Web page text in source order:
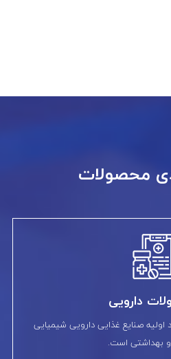
محصولات
دارویی
اولیه صنایع غذایی دارویی شیمیایی
بهداشتی است.